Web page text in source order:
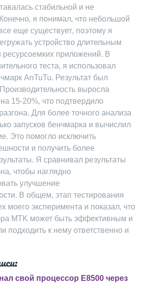
стабильной и не
я понимал‚ что небольшой
еще существует‚ поэтому я
устройство длительным
ресурсоемких приложений. В
теста‚ я использовал
AnTuTu. Результат был
выросла
15-20%‚ что подтвердило
Для более точного анализа
запусков бенчмарка и вычислил
Это помогло исключить
и получить более
Я сравнивал результаты
чтобы наглядно
улучшение
В общем‚ этап тестирования
моего эксперимента и показал‚ что
MTK может быть эффективным и
подходить к нему ответственно и
свой процессор E8500 через